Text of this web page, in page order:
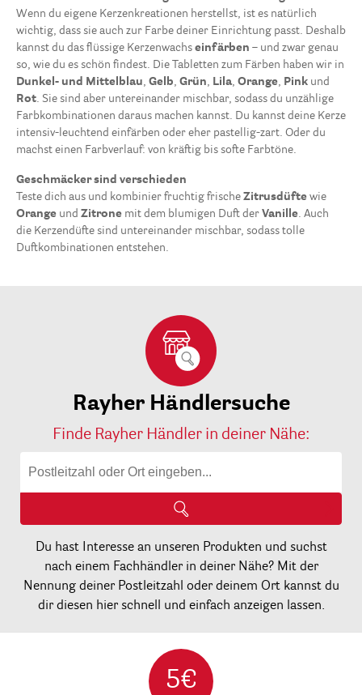
Wenn du eigene Kerzenkreationen herstellst, ist es natürlich
wichtig, dass sie auch zur Farbe deiner Einrichtung passt. Deshalb
kannst du das flüssige Kerzenwachs einfärben – und zwar genau
so, wie du es schön findest. Die Tabletten zum Färben haben wir in
Dunkel- und Mittelblau, Gelb, Grün, Lila, Orange, Pink und
Rot. Sie sind aber untereinander mischbar, sodass du unzählige
Farbkombinationen daraus machen kannst. Du kannst deine Kerze
intensiv-leuchtend einfärben oder eher pastellig-zart. Oder du
machst einen Farbverlauf: von kräftig bis softe Farbtöne.
Geschmäcker sind verschieden
Teste dich aus und kombinier fruchtig frische Zitrusdüfte wie
Orange und Zitrone mit dem blumigen Duft der Vanille. Auch
die Kerzendüfte sind untereinander mischbar, sodass tolle
Duftkombinationen entstehen.
Rayher Händlersuche
Finde Rayher Händler in deiner Nähe:
Du hast Interesse an unseren Produkten und suchst
nach einem Fachhändler in deiner Nähe? Mit der
Nennung deiner Postleitzahl oder deinem Ort kannst du
dir diesen hier schnell und einfach anzeigen lassen.
5€